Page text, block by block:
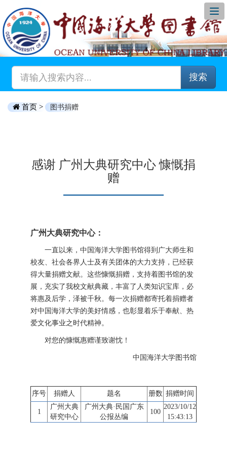
搜索
首页 > 图书捐赠
感谢 广州大典研究中心 慷慨捐
赠
广州大典研究中心：
一直以来，中国海洋大学图书馆得到广大师生和
校友、社会各界人士及有关团体的大力支持，已经获
得大量捐赠文献。这些慷慨捐赠，支持着图书馆的发
展，充实了我校文献典藏，丰富了人类知识宝库，必
将惠及后学，泽被千秋。每一次捐赠都寄托着捐赠者
对中国海洋大学的美好情感，也彰显着乐于奉献、热
爱文化事业之时代精神。
对您的慷慨惠赠谨致谢忱！
中国海洋大学图书馆
序号 捐赠人 题名 册数 捐赠时间
1
广州大典
研究中心
广州大典·民国广东
公报丛编
100
2023/10/12
15:43:13